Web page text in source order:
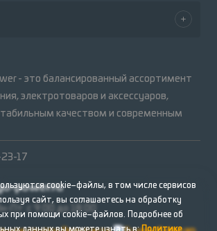
- это балансированный ассортимент
электротоваров и аксессуаров,
качеством и современным
23-17
power.ru
Пт: с 9:00 до 18:00
cookie–файлы, в том числе сервисов
сайт, вы соглашаетесь на обработку
при помощи cookie–файлов. Подробнее об
данных вы можете узнать в:Политике